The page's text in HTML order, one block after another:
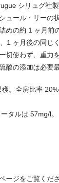
シリュグ社
ュール・リーの
めの約 1 ヶ月前
1 ヶ月後の同じ
切使わず、重力
酸の添加は必要
。全房比率
タルは 57mg/l。
ージをご覧くださ